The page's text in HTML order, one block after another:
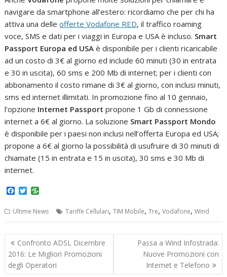
navigare da smartphone all’estero: ricordiamo che per chi ha
attiva una delleofferte Vodafone RED, il traffico roaming
voce, SMS e dati per i viaggi in Europa e USA è incluso. Smart
Passport Europa ed USA è disponibile per i clienti ricaricabile
ad un costo di 3€ al giorno ed include 60 minuti (30 in entrata
e 30 in uscita), 60 sms e 200 Mb di internet; per i clienti con
abbonamento il costo rimane di 3€ al giorno, con inclusi minuti,
sms ed internet illimitati. In promozione fino al 10 gennaio,
l’opzione Internet Passport propone 1 Gb di connessione
internet a 6€ al giorno. La soluzione Smart Passport Mondo
è disponibile per i paesi non inclusi nell’offerta Europa ed USA;
propone a 6€ al giorno la possibilità di usufruire di 30 minuti di
chiamate (15 in entrata e 15 in uscita), 30 sms e 30 Mb di
internet.
F
c
e
b
o
o
k
T
t
t
e
r
Ultime News Tariffe Cellulari,TIM Mobile,Tre,Vodafone,Wind
Navigazione
articoli
Confronto ADSL Dicembre
2016: Le Migliori Promozioni
degli Operatori
Passa a Wind Infostrada:
Nuove Promozioni con
Internet e Telefono